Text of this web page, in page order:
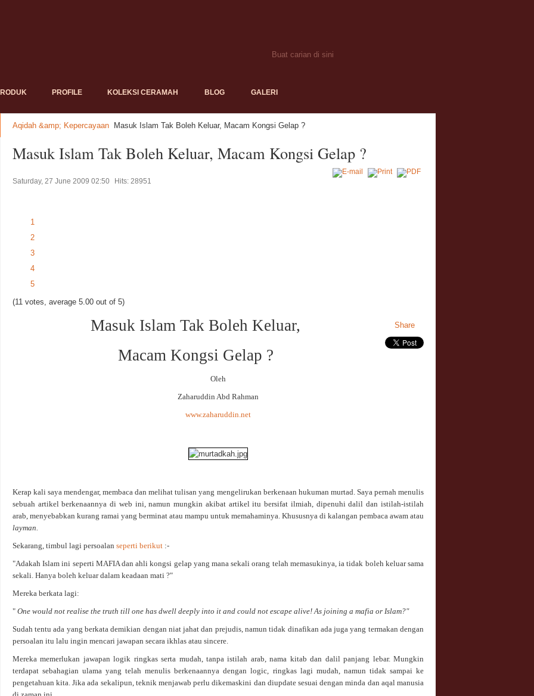
PROFILE KOLEKSI CERAMAH BLOG GALERI
Aqidah &amp; Kepercayaan Masuk Islam Tak Boleh Keluar, Macam Kongsi Gelap ?
Masuk Islam Tak Boleh Keluar, Macam Kongsi Gelap ?
Saturday, 27 June 2009 02:50 Hits: 28951
1
2
3
4
5
(11 votes, average 5.00 out of 5)
Share
Masuk Islam Tak Boleh Keluar,
Macam Kongsi Gelap ?
Oleh
Zaharuddin Abd Rahman
www.zaharuddin.net
Kerap kali saya mendengar, membaca dan melihat tulisan yang mengelirukan berkenaan hukuman murtad. Saya pernah menulis
sebuah artikel berkenaannya di web ini, namun mungkin akibat artikel itu bersifat ilmiah, dipenuhi dalil dan istilah-istilah
arab, menyebabkan kurang ramai yang berminat atau mampu untuk memahaminya. Khususnya di kalangan pembaca awam atau
layman.
Sekarang, timbul lagi persoalan seperti berikut:-
"Adakah Islam ini seperti MAFIA dan ahli kongsi gelap yang mana sekali orang telah memasukinya, ia tidak boleh keluar sama
sekali. Hanya boleh keluar dalam keadaan mati ?"
Mereka berkata lagi:
" One would not realise the truth till one has dwell deeply into it and could not escape alive! As joining a mafia or Islam?"
Sudah tentu ada yang berkata demikian dengan niat jahat dan prejudis, namun tidak dinafikan ada juga yang termakan dengan
persoalan itu lalu ingin mencari jawapan secara ikhlas atau sincere.
Mereka memerlukan jawapan logik ringkas serta mudah, tanpa istilah arab, nama kitab dan dalil panjang lebar. Mungkin
terdapat sebahagian ulama yang telah menulis berkenaannya dengan logic, ringkas lagi mudah, namun tidak sampai ke
pengetahuan kita. Jika ada sekalipun, teknik menjawab perlu dikemaskini dan diupdate sesuai dengan minda dan aqal manusia